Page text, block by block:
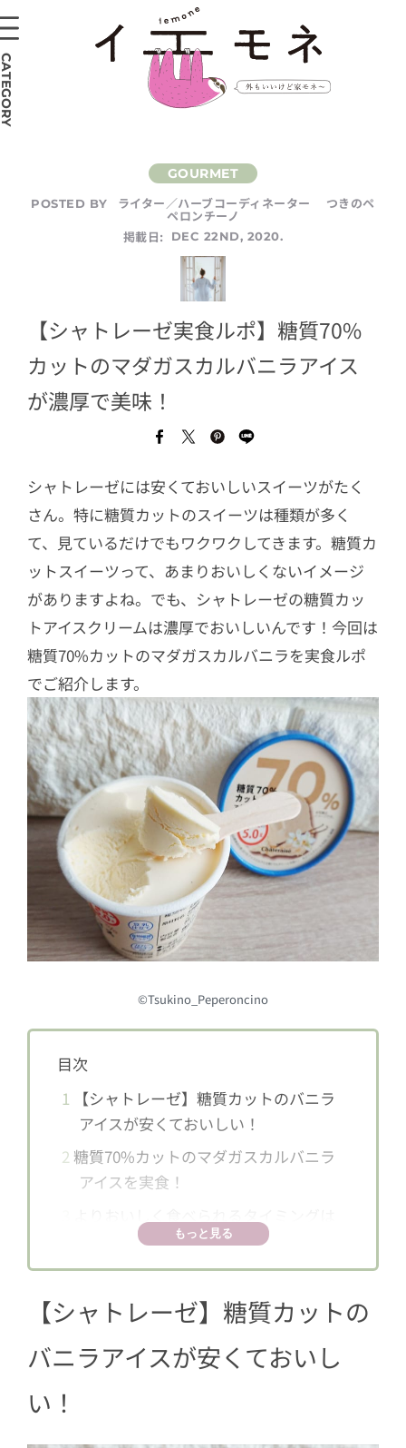
POSTED BY ライター／ハーブコーディネーター つきのペ
ペロンチーノ
掲載日:
DEC 22ND, 2020.
【シャトレーゼ実食ルポ】糖質70%
カットのマダガスカルバニラアイス
が濃厚で美味！
シャトレーゼには安くておいしいスイーツがたく
さん。特に糖質カットのスイーツは種類が多く
て、見ているだけでもワクワクしてきます。糖質カ
ットスイーツって、あまりおいしくないイメージ
がありますよね。でも、シャトレーゼの糖質カッ
トアイスクリームは濃厚でおいしいんです！今回は
糖質70%カットのマダガスカルバニラを実食ルポ
でご紹介します。
©Tsukino_Peperoncino
目次
1
【シャトレーゼ】糖質カットのバニラ
アイスが安くておいしい！
2 糖質70%カットのマダガスカルバニラ
アイスを実食！
もっと見る
【シャトレーゼ】糖質カットの
バニラアイスが安くておいし
い！